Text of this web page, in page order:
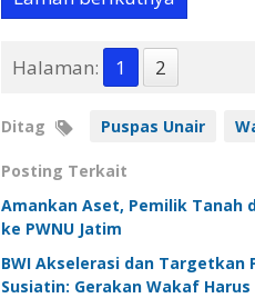
Halaman: 1 2
Ditag Puspas Unair
Posting Terkait
Amankan Aset, Pemilik Tanah
ke PWNU Jatim
BWI Akselerasi dan Targetkan
Susiatin: Gerakan Wakaf